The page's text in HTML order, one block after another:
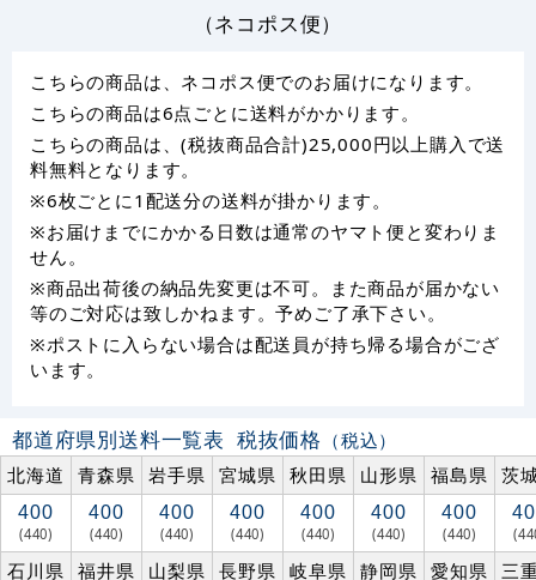
（ネコポス便）
こちらの商品は、ネコポス便でのお届けになります。
こちらの商品は6点ごとに送料がかかります。
こちらの商品は、(税抜商品合計)25,000円以上購入で送
料無料となります。
※6枚ごとに1配送分の送料が掛かります。
※お届けまでにかかる日数は通常のヤマト便と変わりま
せん。
※商品出荷後の納品先変更は不可。また商品が届かない
等のご対応は致しかねます。予めご了承下さい。
※ポストに入らない場合は配送員が持ち帰る場合がござ
います。
都道府県別送料一覧表 税抜価格 （税込）
北海道
青森県 岩手県 宮城県 秋田県 山形県 福島県 茨
400
(440)
400
(440)
400
(440)
400
(440)
400
(440)
400
(440)
400
(440)
石川県 福井県 山梨県 長野県 岐阜県 静岡県 愛知県 三